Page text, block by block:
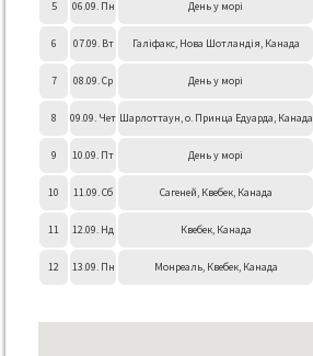
5 06.09. Пн День у морі
6 07.09. Вт Галіфакс, Нова Шотландія, Канада
7 08.09. Ср День у морі
8 09.09. Чет Шарлоттаун, о. Принца Едуарда, Канада
9 10.09. Пт День у морі
10 11.09. Сб Сагеней, Квебек, Канада
11 12.09. Нд Квебек, Канада
12 13.09. Пн Монреаль, Квебек, Канада